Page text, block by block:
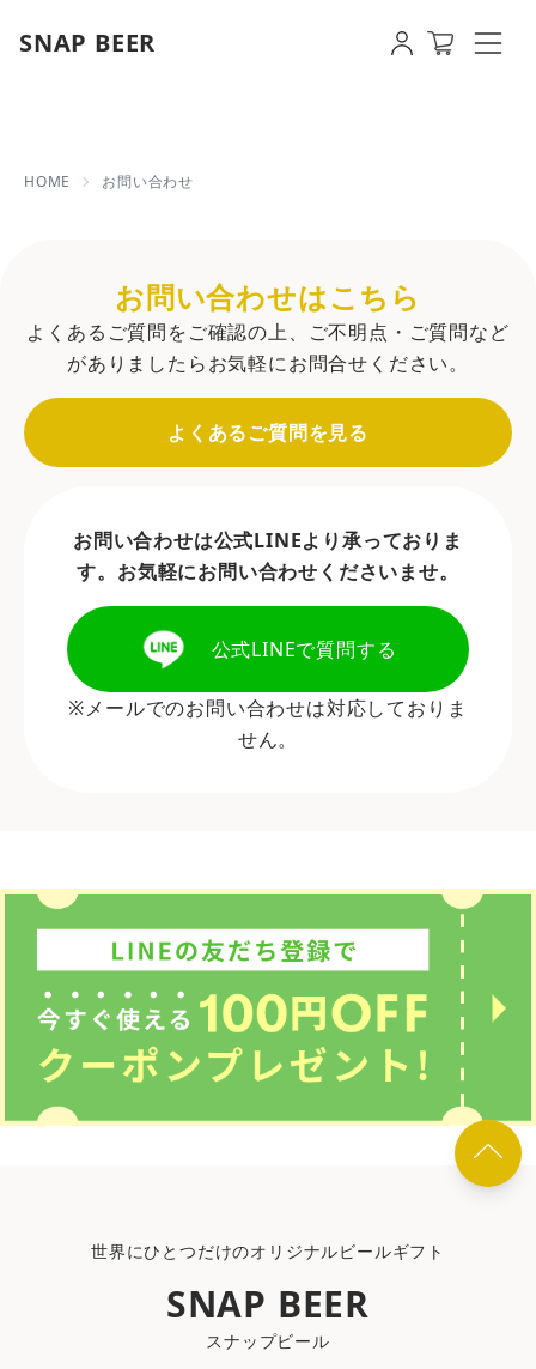
SNAP BEER お問い合わせ | 【即日発送OK】写真・
HOME お問い合わせ
お問い合わせはこちら
よくあるご質問をご確認の上、ご不明点・ご質問など
がありましたらお気軽にお問合せください。
よくあるご質問を見る
お問い合わせは公式LINEより承っておりま
す。お気軽にお問い合わせくださいませ。
公式LINEで質問する
※メールでのお問い合わせは対応しておりま
せん。
世界にひとつだけのオリジナルビールギフト
SNAP BEER
スナップビール